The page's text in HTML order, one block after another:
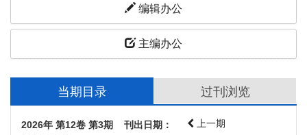
编辑办公
主编办公
当期目录 过刊浏览
2026年 第12卷 第3期 刊出日期：
上一期